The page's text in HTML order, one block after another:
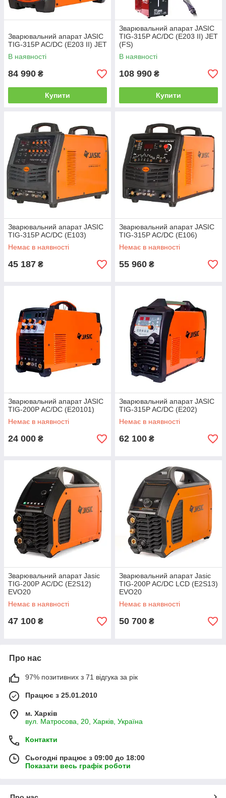
Зварювальний апарат JASIC
TIG-315P AC/DC (E203 II) JET
В наявності
84 990 ₴
Купити
Зварювальний апарат JASIC
TIG-315P AC/DC (E203 II) JET
(FS)
В наявності
108 990 ₴
Купити
Зварювальний апарат JASIC
TIG-315P AC/DC (E103)
Немає в наявності
45 187 ₴
Зварювальний апарат JASIC
TIG-315P AC/DC (E106)
Немає в наявності
55 960 ₴
Зварювальний апарат JASIC
TIG-200P AC/DC (E20101)
Немає в наявності
24 000 ₴
Зварювальний апарат JASIC
TIG-315P AC/DC (E202)
Немає в наявності
62 100 ₴
Зварювальний апарат Jasic
TIG-200Р AC/DC (E2S12)
EVO20
Немає в наявності
47 100 ₴
Зварювальний апарат Jasic
TIG-200P AC/DC LCD (E2S13)
EVO20
Немає в наявності
50 700 ₴
Про нас
97% позитивних з 71 відгука за рік
Працює з 25.01.2010
м. Харків
вул. Матросова, 20, Харків, Україна
Контакти
Сьогодні працює з 09:00 до 18:00
Показати весь графік роботи